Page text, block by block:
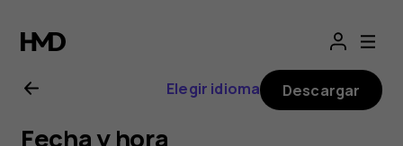
Manual
del
usuario
Elegir idioma Descargar
Fecha y hora